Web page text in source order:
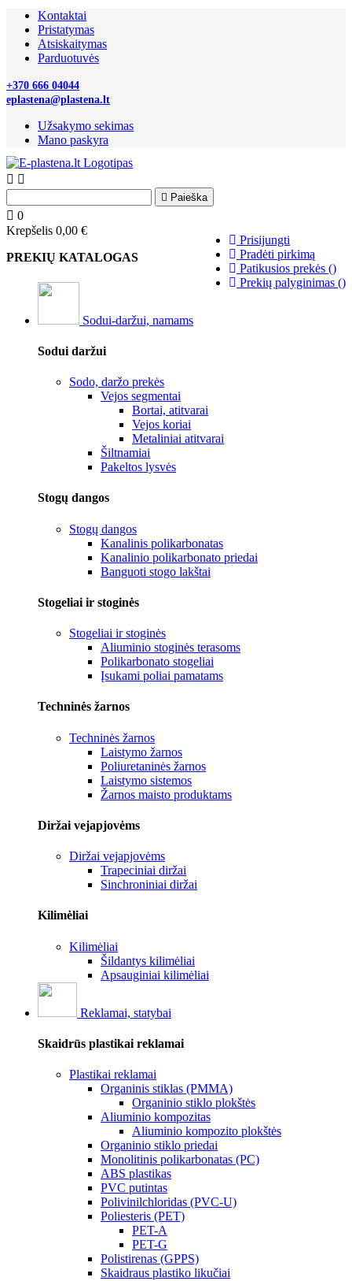
Kontaktai
Pristatymas
Atsiskaitymas
Parduotuvės
+370 666 04044
eplastena@plastena.lt
Užsakymo sekimas
Mano paskyra
 
 Paieška
Prisijungti
Pradėti pirkimą
Patikusios prekės ()
Prekių palyginimas ()
0
Krepšelis 0,00 €
PREKIŲ KATALOGAS
Sodui-daržui, namams
Sodui daržui
Sodo, daržo prekės
Vejos segmentai
Bortai, atitvarai
Vejos koriai
Metaliniai atitvarai
Šiltnamiai
Pakeltos lysvės
Stogų dangos
Stogų dangos
Kanalinis polikarbonatas
Kanalinio polikarbonato priedai
Banguoti stogo lakštai
Stogeliai ir stoginės
Stogeliai ir stoginės
Aliuminio stoginės terasoms
Polikarbonato stogeliai
Įsukami poliai pamatams
Techninės žarnos
Techninės žarnos
Laistymo žarnos
Poliuretaninės žarnos
Laistymo sistemos
Žarnos maisto produktams
Diržai vejapjovėms
Diržai vejapjovėms
Trapeciniai diržai
Sinchroniniai diržai
Kilimėliai
Kilimėliai
Šildantys kilimėliai
Apsauginiai kilimėliai
Reklamai, statybai
Skaidrūs plastikai reklamai
Plastikai reklamai
Organinis stiklas (PMMA)
Organinio stiklo plokštės
Aliuminio kompozitas
Aliuminio kompozito plokštės
Organinio stiklo priedai
Monolitinis polikarbonatas (PC)
ABS plastikas
PVC putintas
Polivinilchloridas (PVC-U)
Poliesteris (PET)
PET-A
PET-G
Polistirenas (GPPS)
Skaidraus plastiko likučiai